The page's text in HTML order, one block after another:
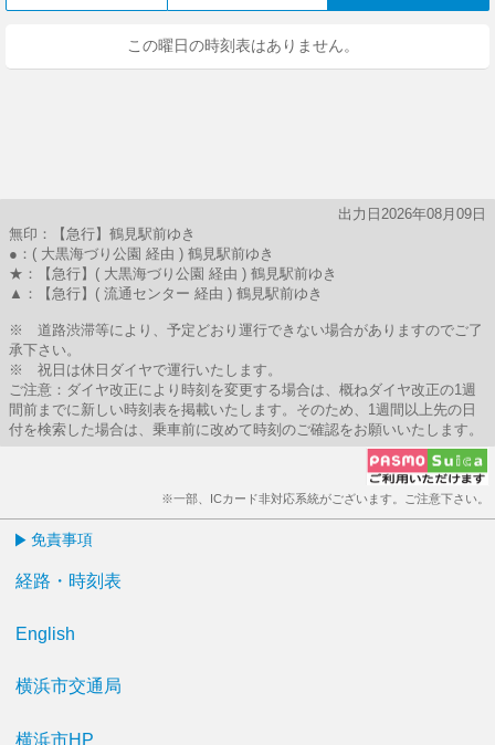
この曜日の時刻表はありません。
出力日2026年08月09日
無印：【急行】鶴見駅前ゆき
●：( 大黒海づり公園 経由 ) 鶴見駅前ゆき
★：【急行】( 大黒海づり公園 経由 ) 鶴見駅前ゆき
▲：【急行】( 流通センター 経由 ) 鶴見駅前ゆき
※ 道路渋滞等により、予定どおり運行できない場合がありますのでご了
承下さい。
※ 祝日は休日ダイヤで運行いたします。
ご注意：ダイヤ改正により時刻を変更する場合は、概ねダイヤ改正の1週
間前までに新しい時刻表を掲載いたします。そのため、1週間以上先の日
付を検索した場合は、乗車前に改めて時刻のご確認をお願いいたします。
※一部、ICカード非対応系統がございます。ご注意下さい。
免責事項
経路・時刻表
English
横浜市交通局
横浜市HP